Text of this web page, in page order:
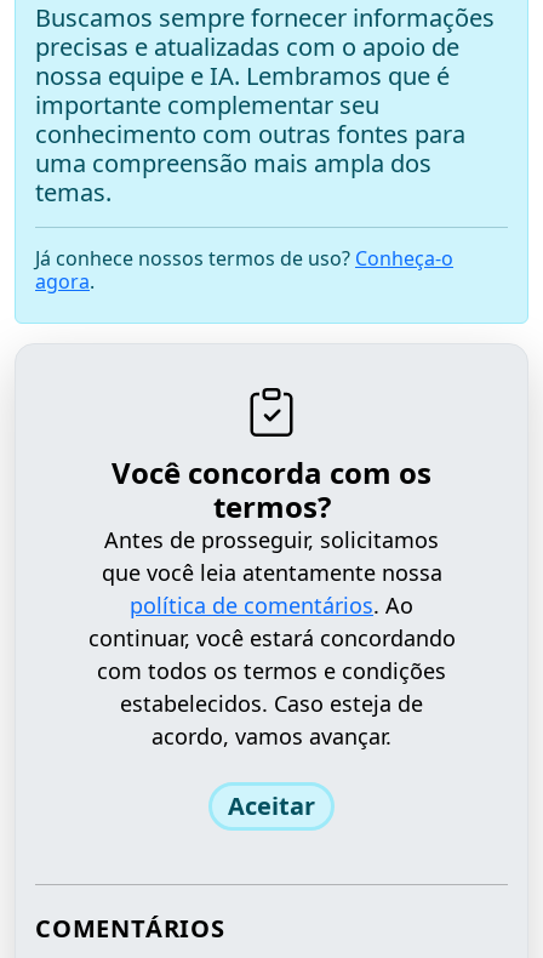
Buscamos sempre fornecer informações
precisas e atualizadas com o apoio de
nossa equipe e IA. Lembramos que é
importante complementar seu
conhecimento com outras fontes para
uma compreensão mais ampla dos
temas.
Já conhece nossos termos de uso? Conheça-o
agora.
Você concorda com os
termos?
Antes de prosseguir, solicitamos
que você leia atentamente nossa
política de comentários. Ao
continuar, você estará concordando
com todos os termos e condições
estabelecidos. Caso esteja de
acordo, vamos avançar.
Aceitar
COMENTÁRIOS